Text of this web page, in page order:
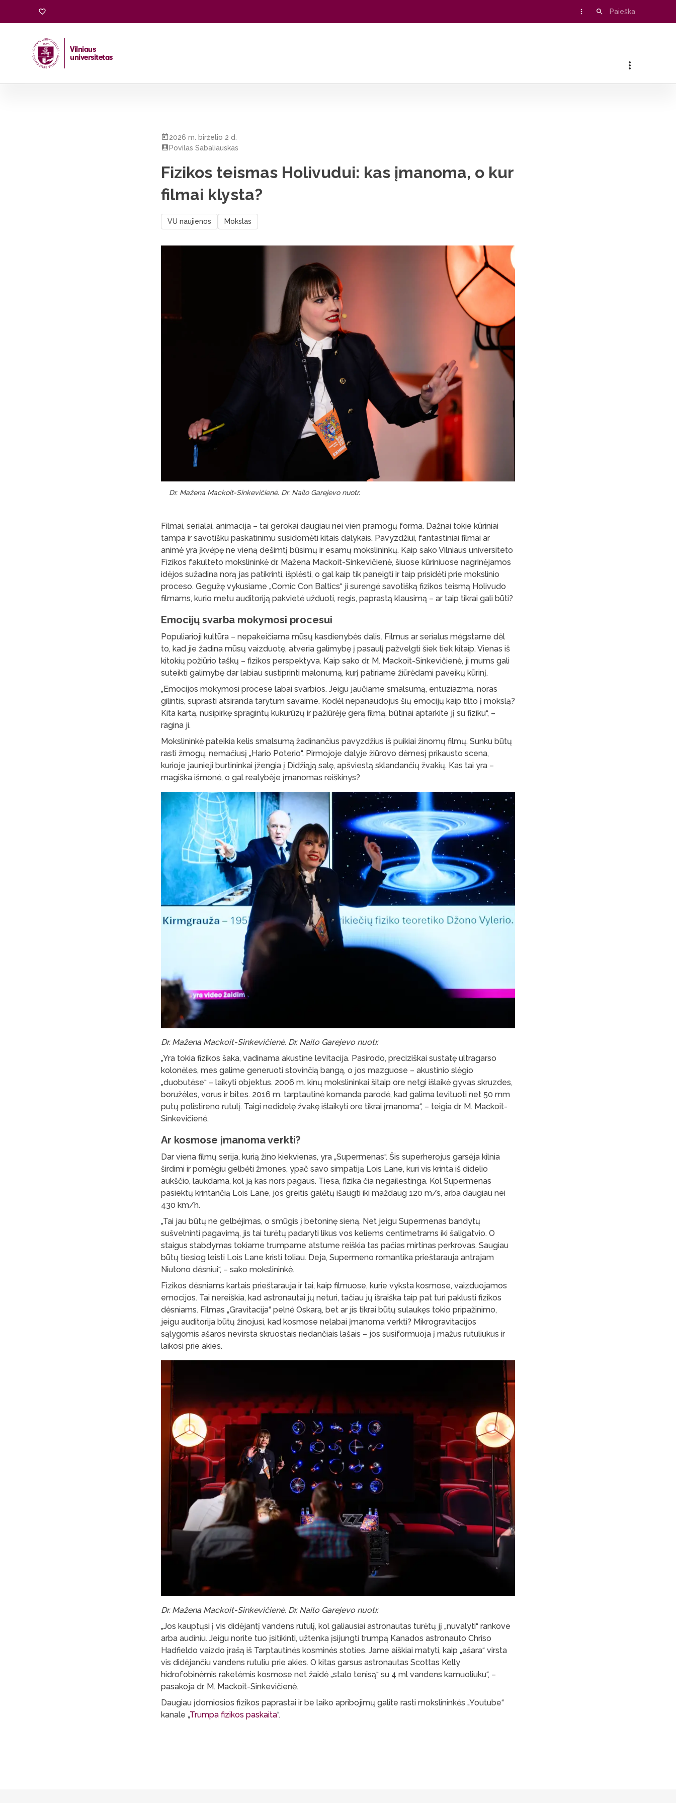
Vilniaus
universitetas
2026 m. birželio 2 d.
Povilas Sabaliauskas
Fizikos teismas Holivudui: kas įmanoma, o kur
filmai klysta?
VU naujienos Mokslas
Dr. Mažena Mackoit-Sinkevičienė. Dr. Nailo Garejevo nuotr.
Filmai, serialai, animacija – tai gerokai daugiau nei vien pramogų forma. Dažnai tokie kūriniai
tampa ir savotišku paskatinimu susidomėti kitais dalykais. Pavyzdžiui, fantastiniai filmai ar
animė yra įkvėpę ne vieną dešimtį būsimų ir esamų mokslininkų. Kaip sako Vilniaus universiteto
Fizikos fakulteto mokslininkė dr. Mažena Mackoit-Sinkevičienė, šiuose kūriniuose nagrinėjamos
idėjos sužadina norą jas patikrinti, išplėsti, o gal kaip tik paneigti ir taip prisidėti prie mokslinio
proceso. Gegužę vykusiame „Comic Con Baltics“ ji surengė savotišką fizikos teismą Holivudo
filmams, kurio metu auditoriją pakvietė užduoti, regis, paprastą klausimą – ar taip tikrai gali būti?
Emocijų svarba mokymosi procesui
Populiarioji kultūra – nepakeičiama mūsų kasdienybės dalis. Filmus ar serialus mėgstame dėl
to, kad jie žadina mūsų vaizduotę, atveria galimybę į pasaulį pažvelgti šiek tiek kitaip. Vienas iš
kitokių požiūrio taškų – fizikos perspektyva. Kaip sako dr. M. Mackoit-Sinkevičienė, ji mums gali
suteikti galimybę dar labiau sustiprinti malonumą, kurį patiriame žiūrėdami paveikų kūrinį.
„Emocijos mokymosi procese labai svarbios. Jeigu jaučiame smalsumą, entuziazmą, noras
gilintis, suprasti atsiranda tarytum savaime. Kodėl nepanaudojus šių emocijų kaip tilto į mokslą?
Kita kartą, nusipirkę spragintų kukurūzų ir pažiūrėję gerą filmą, būtinai aptarkite jį su fiziku“, –
ragina ji.
Mokslininkė pateikia kelis smalsumą žadinančius pavyzdžius iš puikiai žinomų filmų. Sunku būtų
rasti žmogų, nemačiusį „Hario Poterio“. Pirmojoje dalyje žiūrovo dėmesį prikausto scena,
kurioje jaunieji burtininkai įžengia į Didžiąją salę, apšviestą sklandančių žvakių. Kas tai yra –
magiška išmonė, o gal realybėje įmanomas reiškinys?
Dr. Mažena Mackoit-Sinkevičienė. Dr. Nailo Garejevo nuotr.
„Yra tokia fizikos šaka, vadinama akustine levitacija. Pasirodo, preciziškai sustatę ultragarso
kolonėles, mes galime generuoti stovinčią bangą, o jos mazguose – akustinio slėgio
„duobutėse“ – laikyti objektus. 2006 m. kinų mokslininkai šitaip ore netgi išlaikė gyvas skruzdes,
boružėles, vorus ir bites. 2016 m. tarptautinė komanda parodė, kad galima levituoti net 50 mm
putų polistireno rutulį. Taigi nedidelę žvakę išlaikyti ore tikrai įmanoma“, – teigia dr. M. Mackoit-
Sinkevičienė.
Ar kosmose įmanoma verkti?
Dar viena filmų serija, kurią žino kiekvienas, yra „Supermenas“. Šis superherojus garsėja kilnia
širdimi ir pomėgiu gelbėti žmones, ypač savo simpatiją Lois Lane, kuri vis krinta iš didelio
aukščio, laukdama, kol ją kas nors pagaus. Tiesa, fizika čia negailestinga. Kol Supermenas
pasiektų krintančią Lois Lane, jos greitis galėtų išaugti iki maždaug 120 m/s, arba daugiau nei
430 km/h.
„Tai jau būtų ne gelbėjimas, o smūgis į betoninę sieną. Net jeigu Supermenas bandytų
sušvelninti pagavimą, jis tai turėtų padaryti likus vos keliems centimetrams iki šaligatvio. O
staigus stabdymas tokiame trumpame atstume reiškia tas pačias mirtinas perkrovas. Saugiau
būtų tiesiog leisti Lois Lane kristi toliau. Deja, Supermeno romantika prieštarauja antrajam
Niutono dėsniui“, – sako mokslininkė.
Fizikos dėsniams kartais prieštarauja ir tai, kaip filmuose, kurie vyksta kosmose, vaizduojamos
emocijos. Tai nereiškia, kad astronautai jų neturi, tačiau jų išraiška taip pat turi paklusti fizikos
dėsniams. Filmas „Gravitacija“ pelnė Oskarą, bet ar jis tikrai būtų sulaukęs tokio pripažinimo,
jeigu auditorija būtų žinojusi, kad kosmose nelabai įmanoma verkti? Mikrogravitacijos
sąlygomis ašaros nevirsta skruostais riedančiais lašais – jos susiformuoja į mažus rutuliukus ir
laikosi prie akies.
Dr. Mažena Mackoit-Sinkevičienė. Dr. Nailo Garejevo nuotr.
„Jos kauptųsi į vis didėjantį vandens rutulį, kol galiausiai astronautas turėtų jį „nuvalyti“ rankove
arba audiniu. Jeigu norite tuo įsitikinti, užtenka įsijungti trumpą Kanados astronauto Chriso
Hadfieldo vaizdo įrašą iš Tarptautinės kosminės stoties. Jame aiškiai matyti, kaip „ašara“ virsta
vis didėjančiu vandens rutuliu prie akies. O kitas garsus astronautas Scottas Kelly
hidrofobinėmis raketėmis kosmose net žaidė „stalo tenisą“ su 4 ml vandens kamuoliuku“, –
pasakoja dr. M. Mackoit-Sinkevičienė.
Daugiau įdomiosios fizikos paprastai ir be laiko apribojimų galite rasti mokslininkės „Youtube“
kanale „Trumpa fizikos paskaita“.